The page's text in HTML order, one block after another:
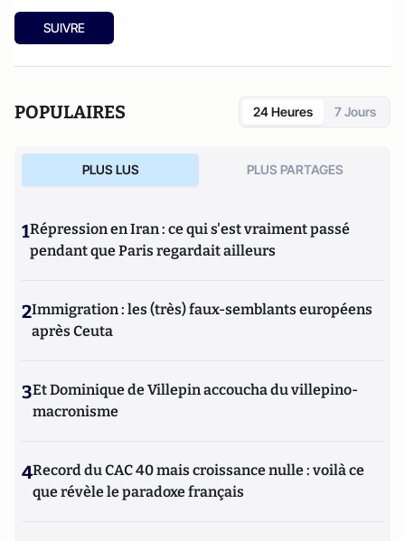
SUIVRE
POPULAIRES 24 Heures 7 Jours
PLUS LUS PLUS PARTAGES
1Répression en Iran : ce qui s'est vraiment passé
pendant que Paris regardait ailleurs
2Immigration : les (très) faux-semblants européens
après Ceuta
3Et Dominique de Villepin accoucha du villepino-
macronisme
4Record du CAC 40 mais croissance nulle : voilà ce
que révèle le paradoxe français